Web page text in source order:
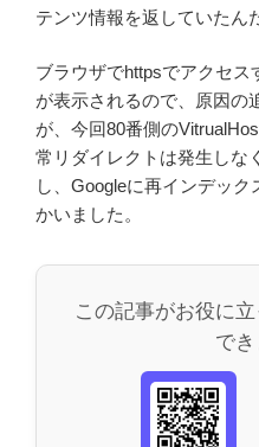
テンツ情報を返していたん
ブラウザでhttpsでアクセ
が表示されるので、原因の
が、今回80番側の
常リダイレクトは発生しな
し、Googleに再インデッ
かいました。
この記事がお役に
でき